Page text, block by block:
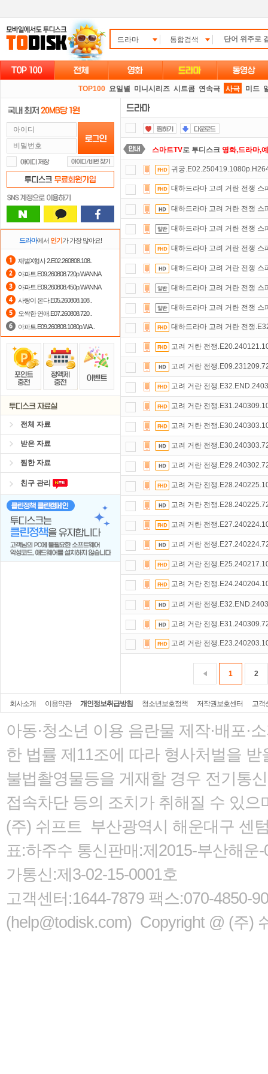
드라마 통합검색
TOP100 요일별 미니시리즈 시트콤 연속극 사극 미드
드라마에서 인기가 가장 많아요!
재벌X형사 2.E02.260808.108..
아파트.E09.260808.720p.WANNA
아파트.E09.260808.450p.WANNA
사랑이 온다.E05.260808.108..
오싹한 연애.E07.260808.720..
아파트.E09.260808.1080p.WA..
전체 자료
받은 자료
찜한 자료
친구 관리
스마트TV로 투디스크 영화,드라마,
포인트할인쿠폰 사용방법안내
댓글만 잘써도 무료 포인트를 드립
자녀보호기능 으로 가족과 함께 투
숨어있는 카드 마일리지 조회하고
정액제할인쿠폰 사용방법안내
요즘 뭐가 재밌지?고민되면 눌러봐!
귀궁
대하드라마 고려 거란 전쟁
대하드라마 고려 거란 전쟁
대하드라마 고려 거란 전쟁
대하드라마 고려 거란 전쟁
대하드라마 고려 거란 전쟁
대하드라마 고려 거란 전쟁
대하드라마 고려 거란 전쟁
대하드라마 고려 거란 전쟁
고려 거란 전쟁
고려 거란 전쟁
고려 거란 전쟁
고려 거란 전쟁
고려 거란 전쟁
고려 거란 전쟁
고려 거란 전쟁
고려 거란 전쟁
고려 거란 전쟁
고려 거란 전쟁
고려 거란 전쟁
고려 거란 전쟁
고려 거란 전쟁
고려 거란 전쟁
고려 거란 전쟁
고려 거란 전쟁
1 2
회사소개 이용약관 개인정보취급방침 청소년보호정책 저작권보호센터 고객
아동·청소년 이용 음란물 제작·배포·
한 법률 제11조에 따라 형사처벌을 받
불법촬영물등을 게재할 경우 전기통
접속차단 등의 조치가 취해질 수 있으
(주) 쉬프트 부산광역시 해운대구 센
표:하주수 통신판매:제2015-부산해
가통신:제3-02-15-0001호
고객센터:1644-7879 팩스:070-4850-
(help@todisk.com) Copyright @ (주)